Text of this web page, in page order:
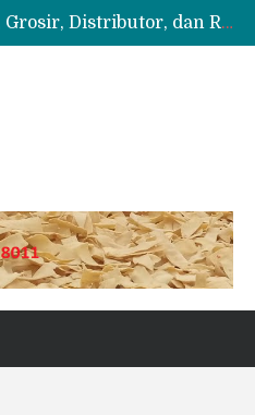
Pusatnya Agen, Grosir, Distributor, dan Reseller Puyur Koin
1 Ball 5 kg